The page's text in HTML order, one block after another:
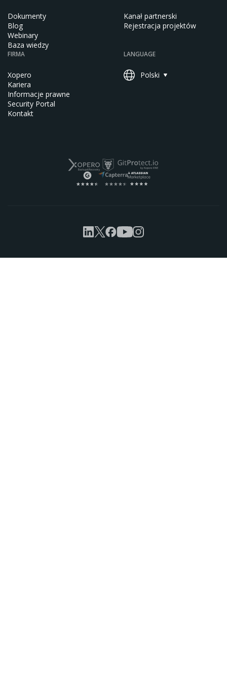
Dokumenty
Blog
Webinary
Baza wiedzy
Kanał partnerski
Rejestracja projektów
FIRMA
Xopero
Kariera
Informacje prawne
Security Portal
Kontakt
LANGUAGE
Polski